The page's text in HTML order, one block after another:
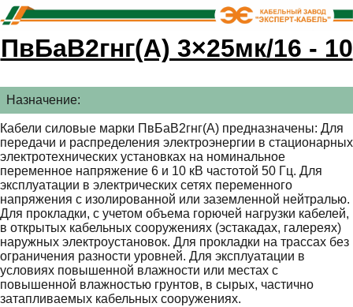
ПвБаВ2гнг(А) 3×25мк/16 - 10
Назначение:
Кабели силовые марки ПвБаВ2гнг(А) предназначены: Для
передачи и распределения электроэнергии в стационарных
электротехнических установках на номинальное
переменное напряжение 6 и 10 кВ частотой 50 Гц. Для
эксплуатации в электрических сетях переменного
напряжения с изолированной или заземленной нейтралью.
Для прокладки, с учетом объема горючей нагрузки кабелей,
в открытых кабельных сооружениях (эстакадах, галереях)
наружных электроустановок. Для прокладки на трассах без
ограничения разности уровней. Для эксплуатации в
условиях повышенной влажности или местах с
повышенной влажностью грунтов, в сырых, частично
затапливаемых кабельных сооружениях.